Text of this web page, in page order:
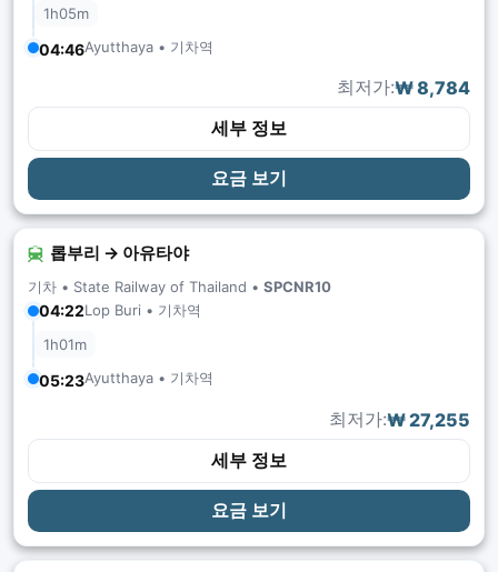
1h05m
04:46Ayutthaya • 기차역
최저가:₩ 8,784
세부 정보
요금 보기
롭부리 → 아유타야
기차 • State Railway of Thailand • SPCNR10
04:22Lop Buri • 기차역
1h01m
05:23Ayutthaya • 기차역
최저가:₩ 27,255
세부 정보
요금 보기